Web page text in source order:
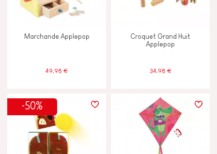
Marchande Applepop
49,98 €
Croquet Grand Huit
Applepop
34,98 €
-50%